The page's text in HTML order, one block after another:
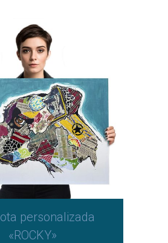
personalizada
«ROCKY»